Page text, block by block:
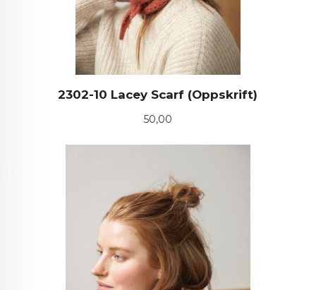
2302-10 Lacey Scarf (Oppskrift)
Pris
50,00